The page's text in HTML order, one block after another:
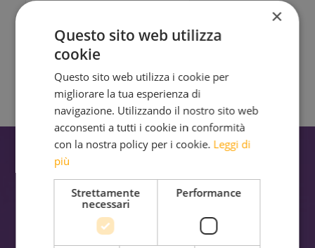
Ho letto e accetto l'Informativa sul trattamento dei
dati personali.
Contact
×
Questo sito web utilizza
cookie
Questo sito web utilizza i cookie per
migliorare la tua esperienza di
navigazione. Utilizzando il nostro sito web
acconsenti a tutti i cookie in conformità
con la nostra policy per i cookie. Leggi di
più
Strettamente
necessari
Performance